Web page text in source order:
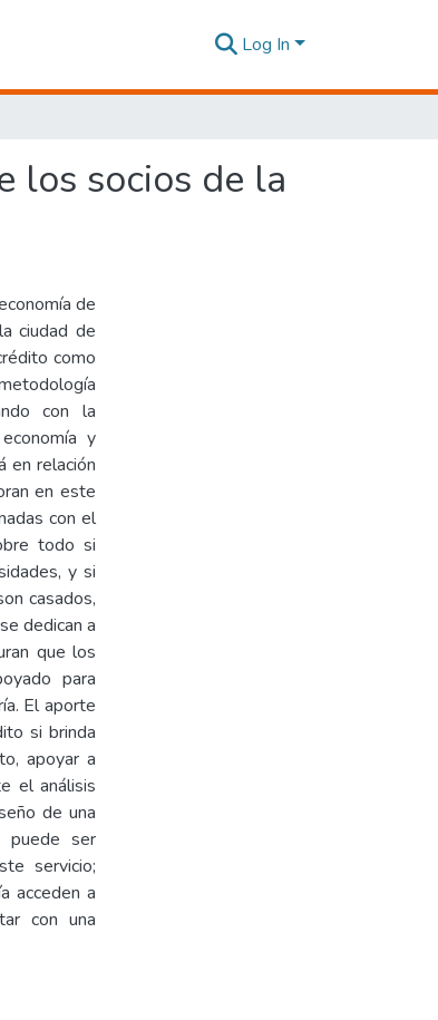
Log In
los socios de la
de
ciudad de
como
con la
y
en relación
en este
con el
todo si
y si
casados,
dedican a
que los
para
El aporte
si brinda
apoyar a
el análisis
de una
puede ser
servicio;
acceden a
con una